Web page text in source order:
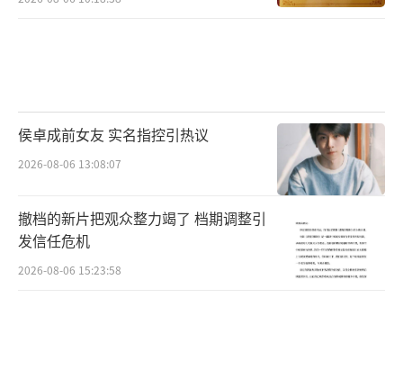
侯卓成前女友 实名指控引热议
2026-08-06 13:08:07
撤档的新片把观众整力竭了 档期调整引
发信任危机
2026-08-06 15:23:58